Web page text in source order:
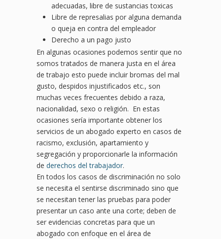
adecuadas, libre de sustancias toxicas
Libre de represalias por alguna demanda
o queja en contra del empleador
Derecho a un pago justo
En algunas ocasiones podemos sentir que no
somos tratados de manera justa en el área
de trabajo esto puede incluir bromas del mal
gusto, despidos injustificados etc., son
muchas veces frecuentes debido a raza,
nacionalidad, sexo o religión. En estas
ocasiones sería importante obtener los
servicios de un abogado experto en casos de
racismo, exclusión, apartamiento y
segregación y proporcionarle la información
de derechos del trabajador.
En todos los casos de discriminación no solo
se necesita el sentirse discriminado sino que
se necesitan tener las pruebas para poder
presentar un caso ante una corte; deben de
ser evidencias concretas para que un
abogado con enfoque en el área de